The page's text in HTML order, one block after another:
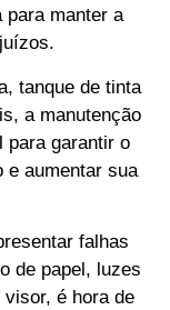
para manter a
tanque de tinta
a manutenção
para garantir o
e aumentar sua
falhas
de papel, luzes
é hora de